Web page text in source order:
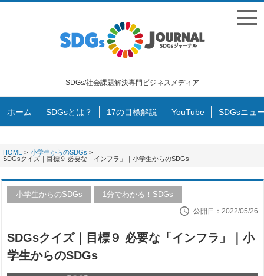
SDGs/社会課題解決専門ビジネスメディア
ホーム SDGsとは？ 17の目標解説 YouTube SDGsニュ
HOME > 小学生からのSDGs >
SDGsクイズ｜目標９ 必要な「インフラ」｜小学生からのSDGs
小学生からのSDGs 1分でわかる！SDGs
公開日：2022/05/26
SDGsクイズ｜目標９ 必要な「インフラ」｜小
学生からのSDGs